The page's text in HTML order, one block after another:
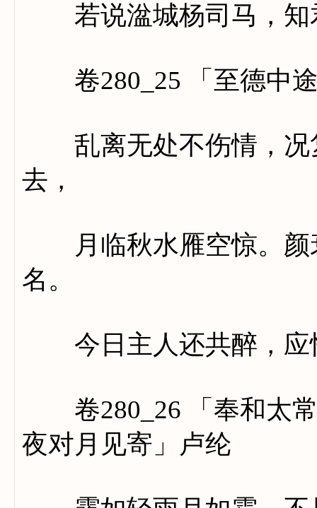
若说湓城杨司马，知
卷280_25 「至德中途
乱离无处不伤情，况
去，
月临秋水雁空惊。颜
名。
今日主人还共醉，应
卷280_26 「奉和太常
夜对月见寄」卢纶